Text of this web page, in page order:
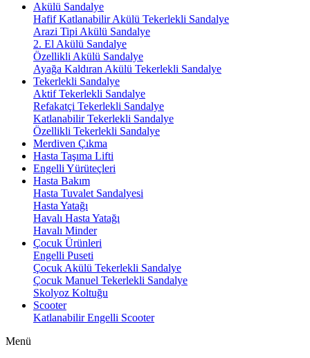
Akülü Sandalye
Hafif Katlanabilir Akülü Tekerlekli Sandalye
Arazi Tipi Akülü Sandalye
2. El Akülü Sandalye
Özellikli Akülü Sandalye
Ayağa Kaldıran Akülü Tekerlekli Sandalye
Tekerlekli Sandalye
Aktif Tekerlekli Sandalye
Refakatçi Tekerlekli Sandalye
Katlanabilir Tekerlekli Sandalye
Özellikli Tekerlekli Sandalye
Merdiven Çıkma
Hasta Taşıma Lifti
Engelli Yürüteçleri
Hasta Bakım
Hasta Tuvalet Sandalyesi
Hasta Yatağı
Havalı Hasta Yatağı
Havalı Minder
Çocuk Ürünleri
Engelli Puseti
Çocuk Akülü Tekerlekli Sandalye
Çocuk Manuel Tekerlekli Sandalye
Skolyoz Koltuğu
Scooter
Katlanabilir Engelli Scooter
Menü